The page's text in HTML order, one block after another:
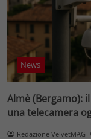
News
Almè (Bergamo):
una telecamera
Redazione VelvetMAG